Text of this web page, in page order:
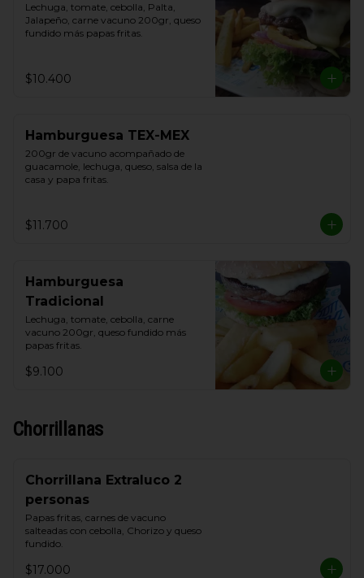
Lechuga, tomate, cebolla, Palta,
Jalapeño, carne vacuno 200gr, queso
fundido más papas fritas.
$10.400
Hamburguesa TEX-MEX
200gr de vacuno acompañado de
guacamole, lechuga, queso, salsa de la
casa y papa fritas.
$11.700
Hamburguesa
Tradicional
Lechuga, tomate, cebolla, carne
vacuno 200gr, queso fundido más
papas fritas.
$9.100
Chorrillanas
Chorrillana Extraluco 2
personas
Papas fritas, carnes de vacuno
salteadas con cebolla, Chorizo y queso
fundido.
$17.000